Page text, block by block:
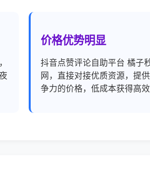
价格优势明显
抖音点赞评论自助平台 橘子
网，直接对接优质资源，提
争力的价格，低成本获得高效